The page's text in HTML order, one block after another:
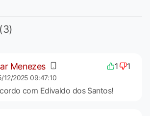
Menezes 1 1
12/2025 09:47:10
com Edivaldo dos Santos!